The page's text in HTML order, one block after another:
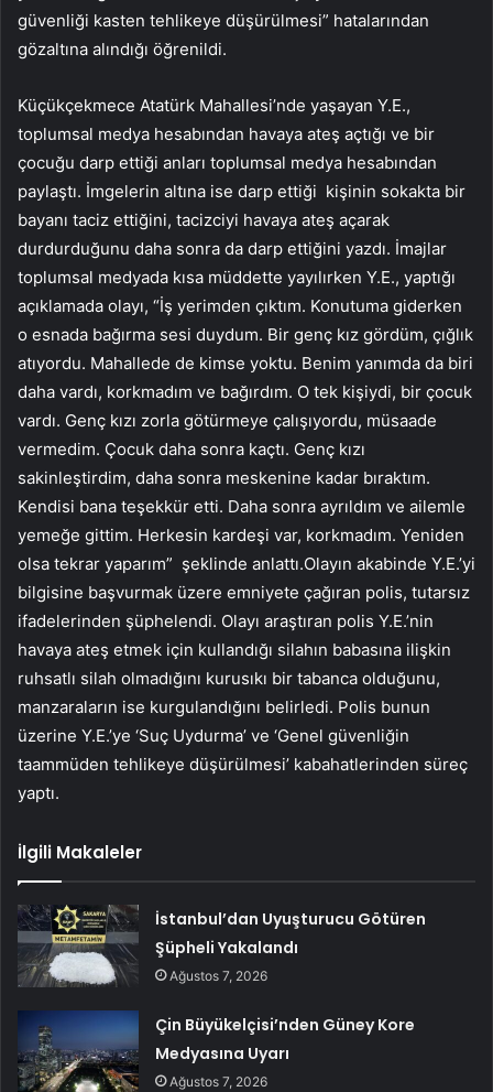
güvenliği kasten tehlikeye düşürülmesi” hatalarından
gözaltına alındığı öğrenildi.
Küçükçekmece Atatürk Mahallesi’nde yaşayan Y.E.,
toplumsal medya hesabından havaya ateş açtığı ve bir
çocuğu darp ettiği anları toplumsal medya hesabından
paylaştı. İmgelerin altına ise darp ettiği kişinin sokakta bir
bayanı taciz ettiğini, tacizciyi havaya ateş açarak
durdurduğunu daha sonra da darp ettiğini yazdı. İmajlar
toplumsal medyada kısa müddette yayılırken Y.E., yaptığı
açıklamada olayı, “İş yerimden çıktım. Konutuma giderken
o esnada bağırma sesi duydum. Bir genç kız gördüm, çığlık
atıyordu. Mahallede de kimse yoktu. Benim yanımda da biri
daha vardı, korkmadım ve bağırdım. O tek kişiydi, bir çocuk
vardı. Genç kızı zorla götürmeye çalışıyordu, müsaade
vermedim. Çocuk daha sonra kaçtı. Genç kızı
sakinleştirdim, daha sonra meskenine kadar bıraktım.
Kendisi bana teşekkür etti. Daha sonra ayrıldım ve ailemle
yemeğe gittim. Herkesin kardeşi var, korkmadım. Yeniden
olsa tekrar yaparım” şeklinde anlattı.Olayın akabinde Y.E.’yi
bilgisine başvurmak üzere emniyete çağıran polis, tutarsız
ifadelerinden şüphelendi. Olayı araştıran polis Y.E.’nin
havaya ateş etmek için kullandığı silahın babasına ilişkin
ruhsatlı silah olmadığını kurusıkı bir tabanca olduğunu,
manzaraların ise kurgulandığını belirledi. Polis bunun
üzerine Y.E.’ye ‘Suç Uydurma’ ve ‘Genel güvenliğin
taammüden tehlikeye düşürülmesi’ kabahatlerinden süreç
yaptı.
İlgili Makaleler
İstanbul’dan Uyuşturucu Götüren
Şüpheli Yakalandı
Ağustos 7, 2026
Çin Büyükelçisi’nden Güney Kore
Medyasına Uyarı
Ağustos 7, 2026